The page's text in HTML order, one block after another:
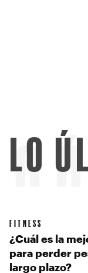
LO
FITNESS
¿Cuál es la
para perder
largo plazo?